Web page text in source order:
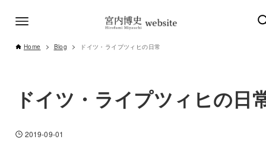
Home Blog ドイツ・ライプツィヒの日常
ドイツ・ライプツィヒの日
2019-09-01